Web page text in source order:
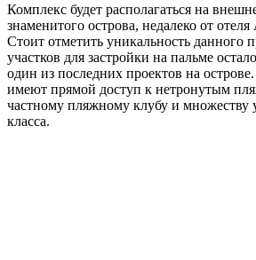
Комплекс будет располагаться на
знаменитого острова, недалеко от
Стоит отметить уникальность данного
участков для застройки на пальме
один из последних проектов на
имеют прямой доступ к нетронутым
частному пляжному клубу и множеству
класса.